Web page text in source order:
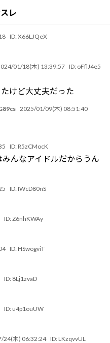
レ
ID:X66LJQeX
01/18(木) 13:39:57 ID: oFfiJ4e5
けど大丈夫だった
2025/01/09(木) 08:51:40
ID: R5zCMocK
んなアイドルだからうん
ID: IWcD80nS
ID:Z6nhKWAy
ID: HSwogviT
ID: 8Lj1zvaD
ID: u4p1ouUW
24(木) 06:32:24 ID: LKzqvvUL